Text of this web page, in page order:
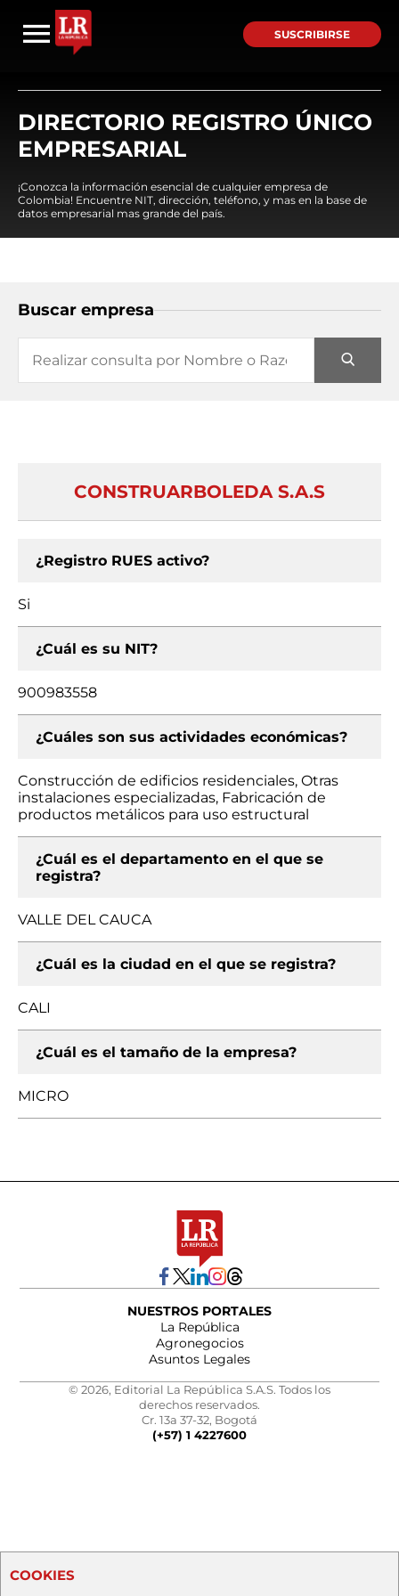
SUSCRIBIRSE
DIRECTORIO REGISTRO ÚNICO
EMPRESARIAL
¡Conozca la información esencial de cualquier empresa de
Colombia! Encuentre NIT, dirección, teléfono, y mas en la base de
datos empresarial mas grande del país.
Buscar empresa
CONSTRUARBOLEDA S.A.S
¿Registro RUES activo?
Si
¿Cuál es su NIT?
900983558
¿Cuáles son sus actividades económicas?
Construcción de edificios residenciales, Otras
instalaciones especializadas, Fabricación de
productos metálicos para uso estructural
¿Cuál es el departamento en el que se
registra?
VALLE DEL CAUCA
¿Cuál es la ciudad en el que se registra?
CALI
¿Cuál es el tamaño de la empresa?
MICRO
NUESTROS PORTALES
La República
Agronegocios
Asuntos Legales
© 2026, Editorial La República S.A.S. Todos los
derechos reservados.
Cr. 13a 37-32, Bogotá
(+57) 1 4227600
COOKIES